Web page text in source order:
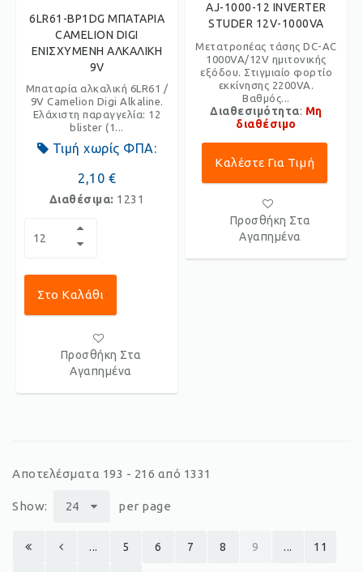
6LR61-BP1DG ΜΠΑΤΑΡΙΑ
CAMELION DIGI
ΕΝΙΣΧΥΜΕΝΗ ΑΛΚΑΛΙΚΗ
9V
Μπαταρία αλκαλική 6LR61 /
9V Camelion Digi Alkaline.
Ελάχιστη παραγγελία: 12
blister (1...
Τιμή χωρίς ΦΠΑ:
2,10 €
Διαθέσιμα: 1231
Στο Καλάθι
Προσθήκη Στα
Αγαπημένα
AJ-1000-12 INVERTER
STUDER 12V-1000VA
Μετατροπέας τάσης DC-AC
1000VA/12V ημιτονικής
εξόδου. Στιγμιαίο φορτίο
εκκίνησης 2200VA.
Βαθμός...
Διαθεσιμότητα: Μη
διαθέσιμο
Καλέστε Για Τιμή
Προσθήκη Στα
Αγαπημένα
Αποτελέσματα 193 - 216 από 1331
Show: 24 per page
... 5 6 7 8 9 ... 11